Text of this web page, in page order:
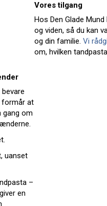
Vores tilgang
Hos Den Glade
og viden, så du kan
og din familie. Vi
om, hvilken
formår at
gang om
uanset
–
en